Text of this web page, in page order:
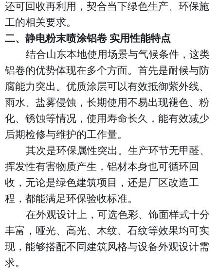
还可回收再利用，契合当下绿色生产、环保施
工的相关要求。
二、静电粉末喷涂铝卷 实用性能特点
结合山东本地使用场景与气候条件，这类
铝卷的优势体现在多个方面。首先是耐候与防
腐能力突出。优质涂层可以有效抵御紫外线、
雨水、盐雾侵蚀，长期使用不易出现褪色、粉
化、锈蚀等情况，使用寿命长久，能有效减少
后期检修与维护的工作量。
其次是环保属性突出。生产环节无甲醛、
挥发性有害物质产生，铝材本身也可循环回
收，无论是绿色建筑项目，还是厂区改造工
程，都能满足环保验收标准。
在外观设计上，可选色彩、饰面样式十分
丰富，哑光、高光、木纹、石纹等效果均可实
现，能够搭配不同建筑风格与设备外观设计需
求。